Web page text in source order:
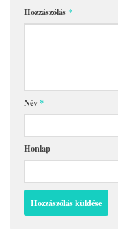
Hozzászólás*
Név*
Honlap